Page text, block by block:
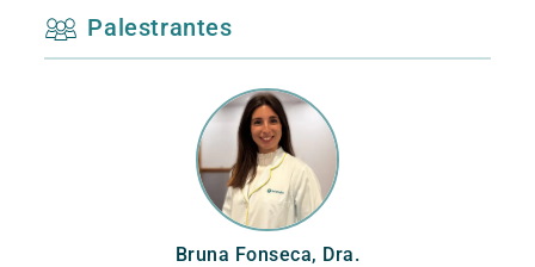
Palestrantes
Bruna Fonseca, Dra.